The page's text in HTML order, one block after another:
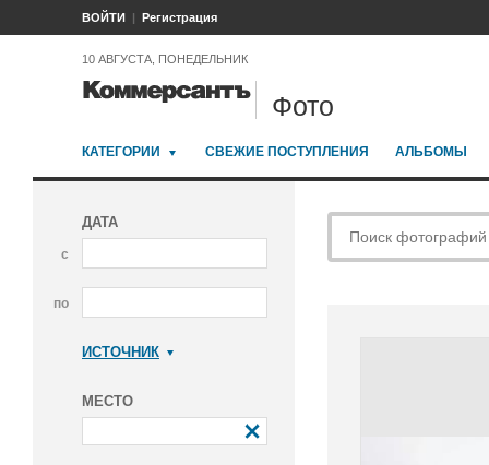
ВОЙТИ Регистрация
10 АВГУСТА, ПОНЕДЕЛЬНИК
Фото
КАТЕГОРИИ СВЕЖИЕ ПОСТУПЛЕНИЯ АЛЬБОМЫ
ДАТА
с
по
ИСТОЧНИК
МЕСТО